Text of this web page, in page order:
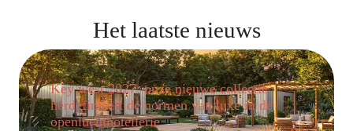
Het laatste nieuws
Key west 2027: onze nieuwe collectie
herdefinieert de normen van luxe in de
openluchthotellerie